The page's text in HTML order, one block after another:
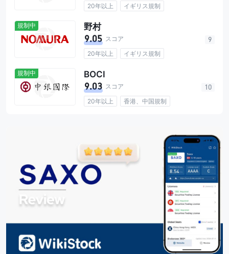
タイ規制
信託資産$35B
総ユーザー数1.2M
20年以上
イギリス規制
総ユーザー数48M
休眠口座手数料0%
規制中 野村
9.05 スコア
20年以上
イギリス規制
アメリカ合衆国規制
インド規制
日本規制
インドネシア規制
中国規制
マレーシア規制
9
規制中 BOCI
9.03 スコア
20年以上
香港、中国規制
10